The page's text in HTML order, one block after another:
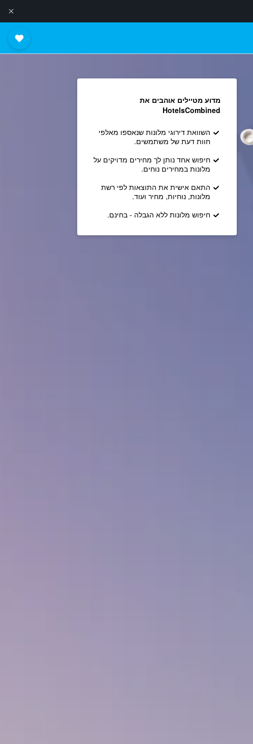
מדוע מטיילים אוהבים את
HotelsCombined
השוואת דירוגי מלונות שנאספו מאלפי
חוות דעת של משתמשים.
חיפוש אחד נותן לך מחירים מדויקים על
מלונות במחירים נוחים.
התאם אישית את התוצאות לפי רשת
מלונות, נוחיות, מחיר ועוד.
חיפוש מלונות ללא הגבלה - בחינם.